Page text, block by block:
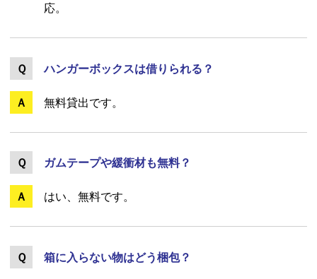
応。
ハンガーボックスは借りられる？
無料貸出です。
ガムテープや緩衝材も無料？
はい、無料です。
箱に入らない物はどう梱包？